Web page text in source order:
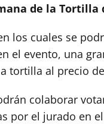
de la Tortilla
los cuales se
el evento, una
tortilla al precio
colaborar
por el jurado en el